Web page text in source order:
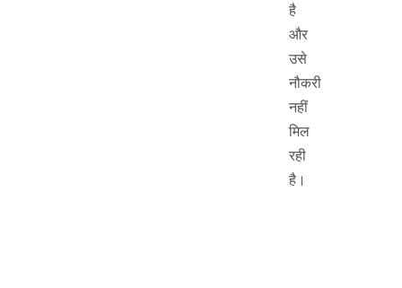
है
और
उसे
नौकरी
नहीं
मिल
रही
है।